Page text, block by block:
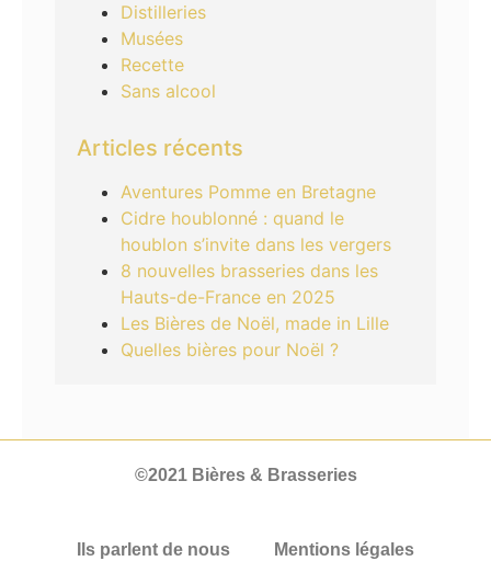
Distilleries
Musées
Recette
Sans alcool
Articles récents
Aventures Pomme en Bretagne
Cidre houblonné : quand le
houblon s’invite dans les vergers
8 nouvelles brasseries dans les
Hauts-de-France en 2025
Les Bières de Noël, made in Lille
Quelles bières pour Noël ?
©2021 Bières & Brasseries
Ils parlent de nous Mentions légales